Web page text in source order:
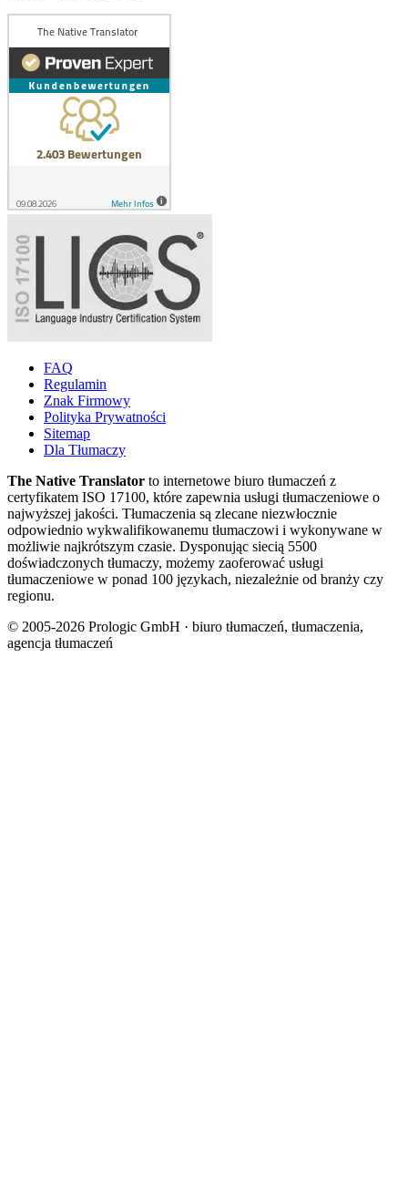
FAQ
Regulamin
Znak Firmowy
Polityka Prywatności
Sitemap
Dla Tłumaczy
The Native Translator to internetowe biuro tłumaczeń z
certyfikatem ISO 17100, które zapewnia usługi tłumaczeniowe o
najwyższej jakości. Tłumaczenia są zlecane niezwłocznie
odpowiednio wykwalifikowanemu tłumaczowi i wykonywane w
możliwie najkrótszym czasie. Dysponując siecią 5500
doświadczonych tłumaczy, możemy zaoferować usługi
tłumaczeniowe w ponad 100 językach, niezależnie od branży czy
regionu.
© 2005-2026 Prologic GmbH · biuro tłumaczeń, tłumaczenia,
agencja tłumaczeń